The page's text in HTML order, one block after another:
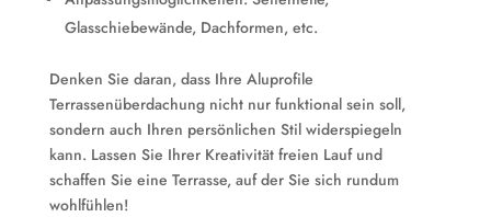
Glasschiebewände, Dachformen, etc.
Denken Sie daran, dass Ihre Aluprofile
Terrassenüberdachung nicht nur funktional sein soll,
sondern auch Ihren persönlichen Stil widerspiegeln
kann. Lassen Sie Ihrer Kreativität freien Lauf und
schaffen Sie eine Terrasse, auf der Sie sich rundum
wohlfühlen!